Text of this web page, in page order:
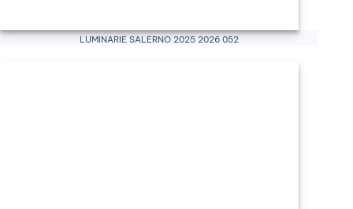
Luminarie Salerno 2025 2026 052